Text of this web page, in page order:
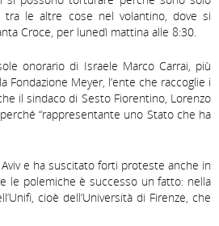
tra le altre cose nel volantino, dove si
Croce, per lunedì mattina alle 8:30.
onorario di Israele Marco Carrai, più
Meyer, l’ente che raccoglie i
il sindaco di Sesto Fiorentino, Lorenzo
“rappresentante uno Stato che ha
e ha suscitato forti proteste anche in
le polemiche è successo un fatto: nella
cioè dell’Università di Firenze, che